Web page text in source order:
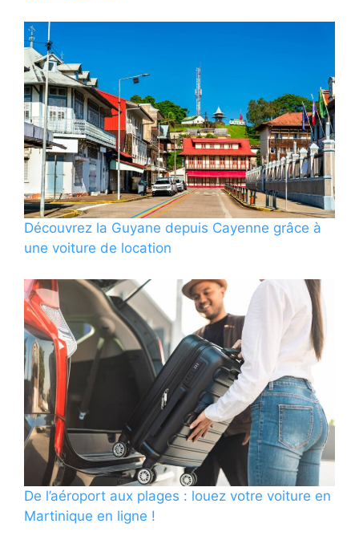
Découvrez la Guyane depuis Cayenne grâce à
une voiture de location
De l’aéroport aux plages : louez votre voiture en
Martinique en ligne !